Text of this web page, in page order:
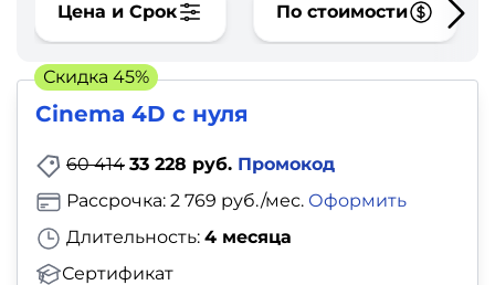
Цена и Срок По стоимости
Cinema 4D с нуля
60 414 33 228 руб. Промокод
Длительность: 4 месяца
Сертификат
Рассрочка: 2 769 руб./мес. Оформить
Скидка 45%
Видео,
фото,
аудио
Маркетинг
Иностранный
язык